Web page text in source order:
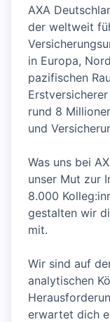
AXA
der weltweit
in Europa,
pazifischen
rund 8
und
Was uns bei
unser Mut zur
8.000
gestalten wir
mit.
Wir sind auf
analytischen
erwartet dich